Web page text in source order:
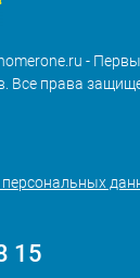
-
Все права
15